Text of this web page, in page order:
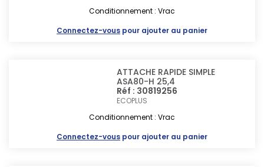
Conditionnement : Vrac
Connectez-vous pour ajouter au panier
ATTACHE RAPIDE SIMPLE
ASA80-H 25,4
Réf : 30819256
ECOPLUS
Conditionnement : Vrac
Connectez-vous pour ajouter au panier